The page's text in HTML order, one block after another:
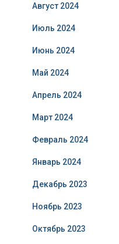
Август 2024
Июль 2024
Июнь 2024
Май 2024
Апрель 2024
Март 2024
Февраль 2024
Январь 2024
Декабрь 2023
Ноябрь 2023
Октябрь 2023